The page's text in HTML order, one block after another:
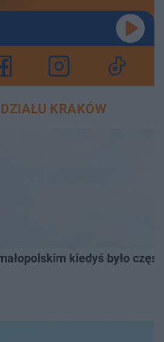
KRAKÓW
kiedyś było